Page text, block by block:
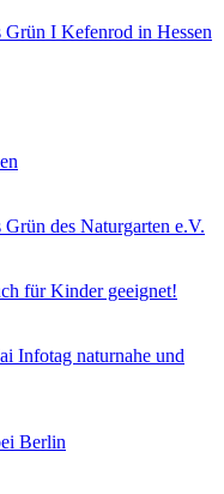
Grün I Kefenrod in Hessen
des Naturgarten e.V.
für Kinder geeignet!
Infotag naturnahe und
Berlin